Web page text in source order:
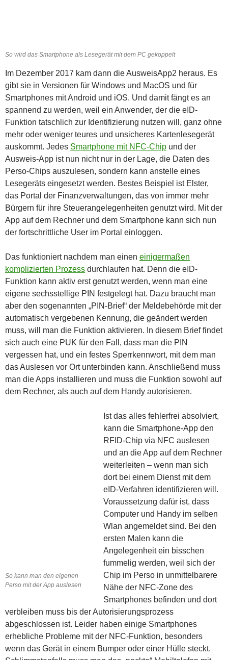
So wird das Smartphone als Lesegerät mit dem PC gekoppelt
Im Dezember 2017 kam dann die AusweisApp2 heraus. Es
gibt sie in Versionen für Windows und MacOS und für
Smartphones mit Android und iOS. Und damit fängt es an
spannend zu werden, weil ein Anwender, der die eID-
Funktion tatschlich zur Identifizierung nutzen will, ganz ohne
mehr oder weniger teures und unsicheres Kartenlesegerät
auskommt. Jedes Smartphone mit NFC-Chip und der
Ausweis-App ist nun nicht nur in der Lage, die Daten des
Perso-Chips auszulesen, sondern kann anstelle eines
Lesegeräts eingesetzt werden. Bestes Beispiel ist Elster,
das Portal der Finanzverwaltungen, das von immer mehr
Bürgern für ihre Steuerangelegenheiten genutzt wird. Mit der
App auf dem Rechner und dem Smartphone kann sich nun
der fortschrittliche User im Portal einloggen.
Das funktioniert nachdem man einen einigermaßen
komplizierten Prozess durchlaufen hat. Denn die eID-
Funktion kann aktiv erst genutzt werden, wenn man eine
eigene sechsstellige PIN festgelegt hat. Dazu braucht man
aber den sogenannten „PIN-Brief“ der Meldebehörde mit der
automatisch vergebenen Kennung, die geändert werden
muss, will man die Funktion aktivieren. In diesem Brief findet
sich auch eine PUK für den Fall, dass man die PIN
vergessen hat, und ein festes Sperrkennwort, mit dem man
das Auslesen vor Ort unterbinden kann. Anschließend muss
man die Apps installieren und muss die Funktion sowohl auf
dem Rechner, als auch auf dem Handy autorisieren.
So kann man den eigenen
Perso mit der App auslesen
Ist das alles fehlerfrei absolviert,
kann die Smartphone-App den
RFID-Chip via NFC auslesen
und an die App auf dem Rechner
weiterleiten – wenn man sich
dort bei einem Dienst mit dem
eID-Verfahren identifizieren will.
Voraussetzung dafür ist, dass
Computer und Handy im selben
Wlan angemeldet sind. Bei den
ersten Malen kann die
Angelegenheit ein bisschen
fummelig werden, weil sich der
Chip im Perso in unmittelbarere
Nähe der NFC-Zone des
Smartphones befinden und dort
verbleiben muss bis der Autorisierungsprozess
abgeschlossen ist. Leider haben einige Smartphones
erhebliche Probleme mit der NFC-Funktion, besonders
wenn das Gerät in einem Bumper oder einer Hülle steckt.